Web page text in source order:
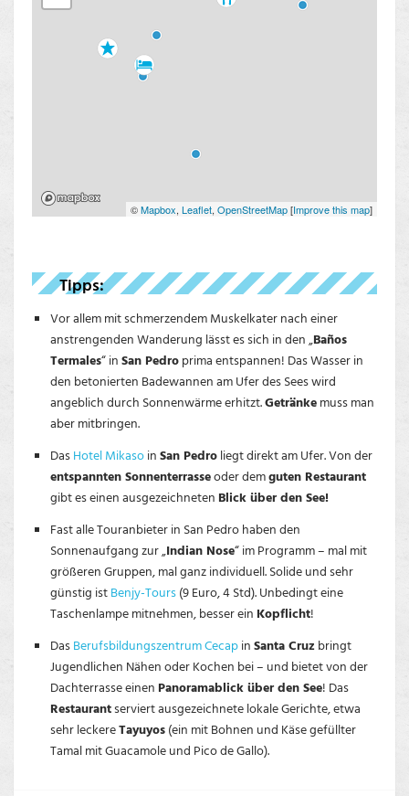
©Mapbox, Leaflet, OpenStreetMap[Improve this map]
Tipps:
Vor allem mit schmerzendem Muskelkater nach einer
anstrengenden Wanderung lässt es sich in den „Baños
Termales“ inSan Pedroprima entspannen! Das Wasser in
den betonierten Badewannen am Ufer des Sees wird
angeblich durch Sonnenwärme erhitzt.Getränkemuss man
aber mitbringen.
DasHotel MikasoinSan Pedroliegt direkt am Ufer. Von der
entspannten Sonnenterrasseoder demguten Restaurant
gibt es einen ausgezeichneten Blick über den See!
Fast alle Touranbieter in San Pedro haben den
Sonnenaufgang zur „Indian Nose“ im Programm – mal mit
größeren Gruppen, mal ganz individuell. Solide und sehr
günstig istBenjy-Tours(9 Euro, 4 Std). Unbedingt eine
Taschenlampe mitnehmen, besser ein Kopflicht!
DasBerufsbildungszentrum CecapinSanta Cruzbringt
Jugendlichen Nähen oder Kochen bei – und bietet von der
Dachterrasse einen Panoramablick über den See! Das
Restaurantserviert ausgezeichnete lokale Gerichte, etwa
sehr leckereTayuyos(ein mit Bohnen und Käse gefüllter
Tamal mit Guacamole und Pico de Gallo).